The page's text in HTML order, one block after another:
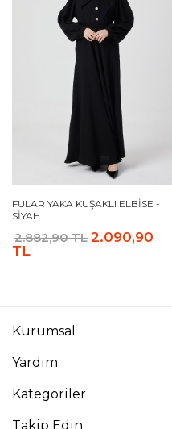
FULAR YAKA KUŞAKLI ELBISE -
SIYAH
2.882,90 TL 2.090,90
TL
Kurumsal
Yardım
Kategoriler
Takip Edin